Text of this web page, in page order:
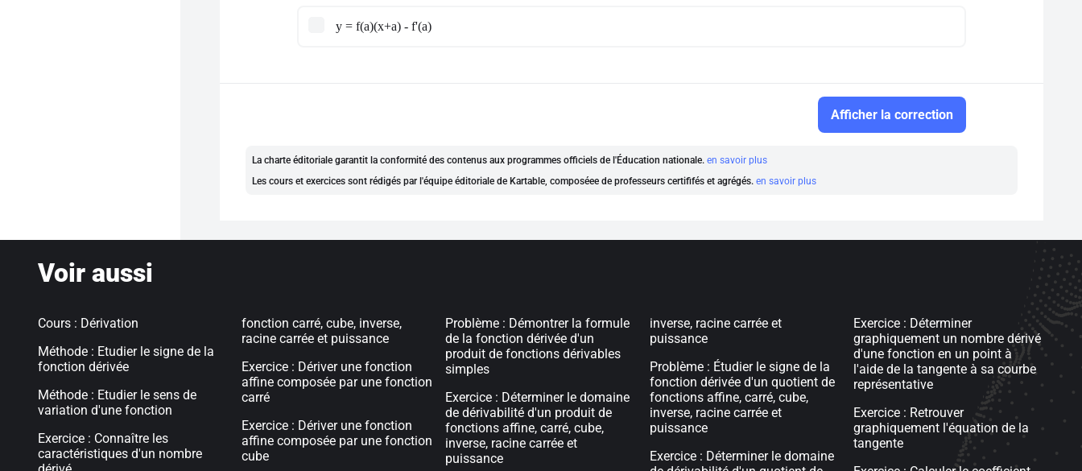
y = f(a)(x+a) - f'(a)
Afficher la correction
La charte éditoriale garantit la conformité des contenus aux programmes officiels de l'Éducation nationale. en savoir plus
Les cours et exercices sont rédigés par l'équipe éditoriale de Kartable, composéee de professeurs certififés et agrégés. en savoir plus
Voir aussi
Cours : Dérivation
Méthode : Etudier le signe de la
fonction dérivée
Méthode : Etudier le sens de
variation d'une fonction
Exercice : Connaître les
caractéristiques d'un nombre
fonction carré, cube, inverse,
racine carrée et puissance
Exercice : Dériver une fonction
affine composée par une fonction
carré
Exercice : Dériver une fonction
affine composée par une fonction
cube
Problème : Démontrer la formule
de la fonction dérivée d'un
produit de fonctions dérivables
simples
Exercice : Déterminer le domaine
de dérivabilité d'un produit de
fonctions affine, carré, cube,
inverse, racine carrée et
puissance
inverse, racine carrée et
puissance
Problème : Étudier le signe de la
fonction dérivée d'un quotient de
fonctions affine, carré, cube,
inverse, racine carrée et
puissance
Exercice : Déterminer le domaine
Exercice : Déterminer
graphiquement un nombre dérivé
d'une fonction en un point à
l'aide de la tangente à sa courbe
représentative
Exercice : Retrouver
graphiquement l'équation de la
tangente